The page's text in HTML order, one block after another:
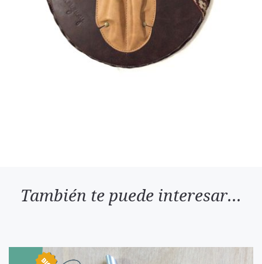
También te puede interesar...